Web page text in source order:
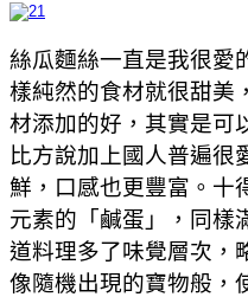
絲瓜麵絲一直是我很愛
樣純然的食材就很甜美
材添加的好，其實是可
比方說加上國人普遍很
鮮，口感也更豐富。十
元素的「鹹蛋」，同樣
道料理多了味覺層次，
像隨機出現的寶物般，